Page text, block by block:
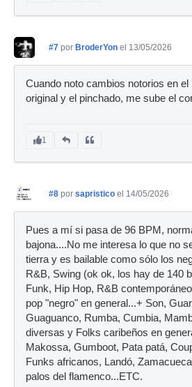
#7 por BroderYon el 13/05/2026
Cuando noto cambios notorios en
original y el pinchado, me sube el
1
#8 por sapristico el 14/05/2026
Pues a mí si pasa de 96 BPM,
bajona....No me interesa lo que no
tierra y es bailable como sólo los
R&B, Swing (ok ok, los hay de 140
Funk, Hip Hop, R&B
pop "negro" en general...+ Son,
Guaguanco, Rumba, Cumbia,
diversas y Folks caribeños en
Makossa, Gumboot, Pata patá,
Funks africanos, Landó,
palos del flamenco...ETC.